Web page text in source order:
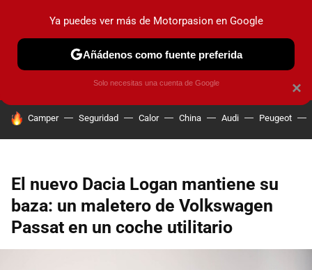
PRUEBAS COCHES ELÉCTRICOS OBSERVATORIO
HOY SE HABLA DE
Camper Seguridad Calor China Audi Peugeot
El nuevo Dacia Logan mantiene su
baza: un maletero de Volkswagen
Passat en un coche utilitario
×
Ya puedes ver más de Motorpasion en Google
Añádenos como fuente preferida
Solo necesitas una cuenta de Google